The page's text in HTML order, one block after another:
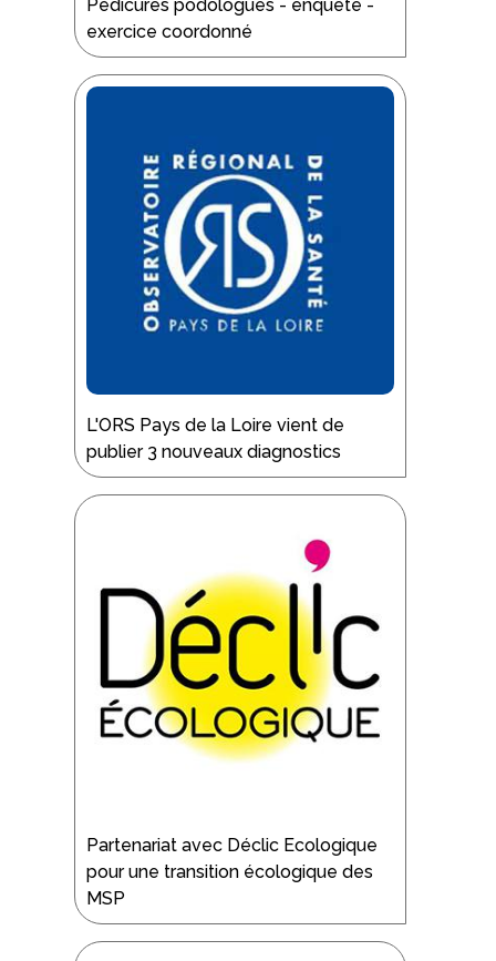
Pédicures podologues - enquête -
exercice coordonné
L'ORS Pays de la Loire vient de
publier 3 nouveaux diagnostics
Partenariat avec Déclic Ecologique
pour une transition écologique des
MSP